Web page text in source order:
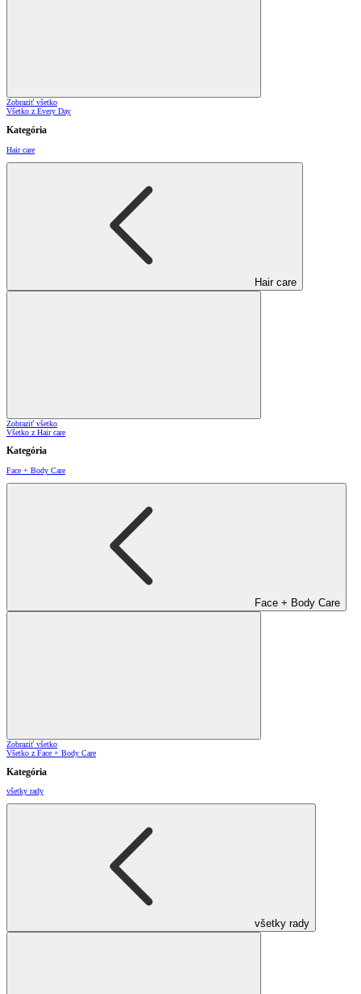
Zobraziť všetko
Všetko z Every Day
Kategória
Hair care
Hair care
Zobraziť všetko
Všetko z Hair care
Kategória
Face + Body Care
Face + Body Care
Zobraziť všetko
Všetko z Face + Body Care
Kategória
všetky rady
všetky rady